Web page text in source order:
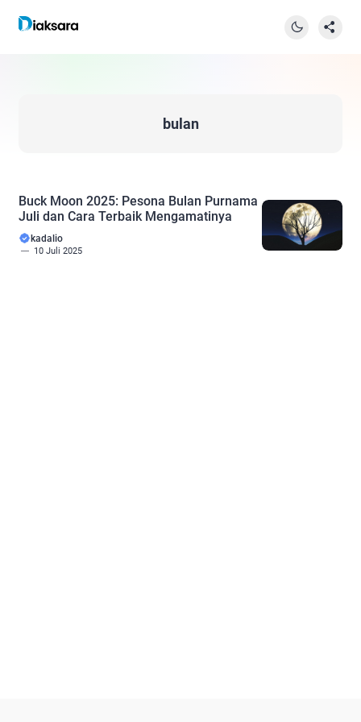
bulan
Buck Moon 2025: Pesona Bulan Purnama
Juli dan Cara Terbaik Mengamatinya
kadalio
10 Juli 2025